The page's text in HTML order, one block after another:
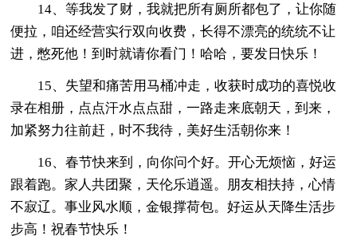
14、等我发了财，我就把所有厕所都包了，让你随
便拉，咱还经营实行双向收费，长得不漂亮的统统不让
进，憋死他！到时就请你看门！哈哈，要发日快乐！
15、失望和痛苦用马桶冲走，收获时成功的喜悦收
录在相册，点点汗水点点甜，一路走来底朝天，到来，
加紧努力往前赶，时不我待，美好生活朝你来！
16、春节快来到，向你问个好。开心无烦恼，好运
跟着跑。家人共团聚，天伦乐逍遥。朋友相扶持，心情
不寂辽。事业风水顺，金银撑荷包。好运从天降生活步
步高！祝春节快乐！